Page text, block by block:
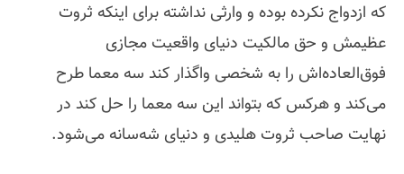
که ازدواج نکرده بوده و وارثی نداشته برای اینکه ثروت
عظیمش و حق مالکیت دنیای واقعیت مجازی
فوق‌العاده‌اش را به شخصی واگذار کند سه معما طرح
می‌کند و هرکس که بتواند این سه معما را حل کند در
نهایت صاحب ثروت هلیدی و دنیای شه‌سانه می‌شود.